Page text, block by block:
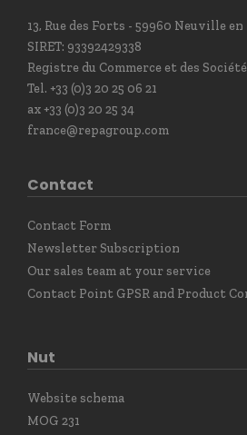
13, Rue des Forts - 59960 Neuville
SIRET: 93392429338
Registre du Commerce et des
Tel. +33 (0)3 20 25 06 21
ax +33 (0)3 20 25 34
france@repagroup.com
Contact
Contact Form
Newsletter Subscription
Our sales team at your service
Contact Point GPSR and Product
Nut
Website schema
MOG 231